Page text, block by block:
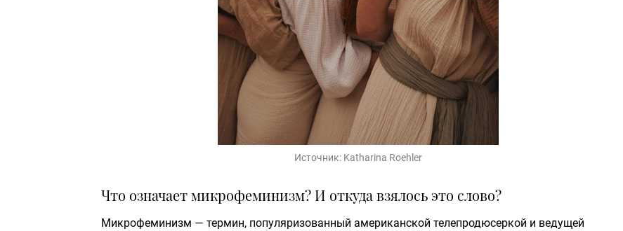
Источник: Katharina Roehler
Что означает микрофеминизм? И откуда взялось это слово?
Микрофеминизм — термин, популяризованный американской телепродюсеркой и ведущей